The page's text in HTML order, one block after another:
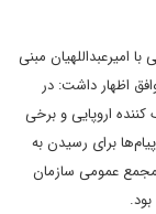
امیرعبداللهیان مبنی
اظهار داشت: در
اروپایی و برخی
برای رسیدن به
عمومی سازمان